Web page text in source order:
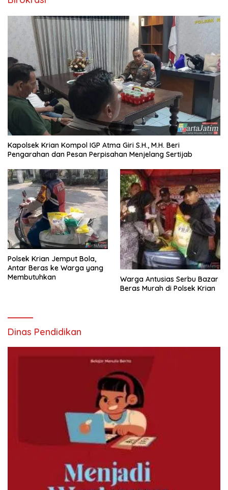
Kapolsek Krian Kompol IGP Atma Giri S.H., M.H. Beri
Pengarahan dan Pesan Perpisahan Menjelang Sertijab
Polsek Krian Jemput Bola,
Antar Beras ke Warga yang
Membutuhkan
Warga Antusias Serbu Bazar
Beras Murah di Polsek Krian
Dinas Pendidikan